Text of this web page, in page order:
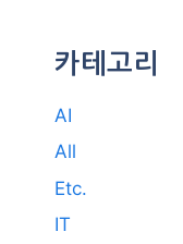
돈 되는 정보